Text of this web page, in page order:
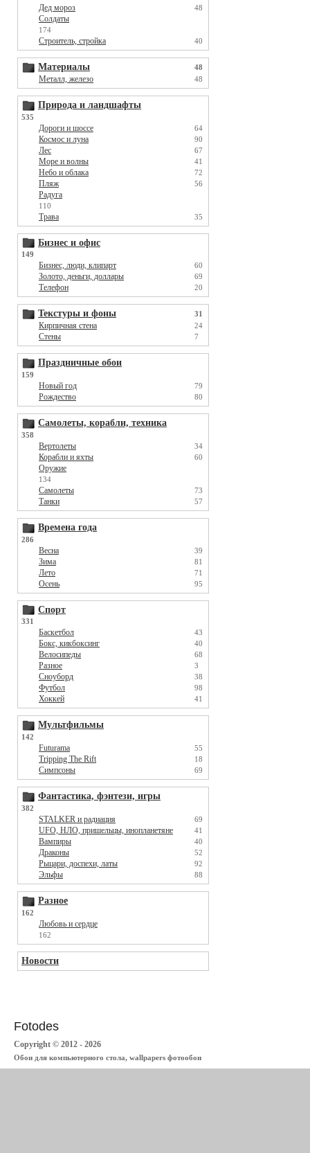
Дед мороз 48
Солдаты
174
Строитель, стройка 40
Материалы 48
Металл, железо 48
Природа и ландшафты
535
Дороги и шоссе 64
Космос и луна 90
Лес 67
Море и волны 41
Небо и облака 72
Пляж 56
Радуга
110
Трава 35
Бизнес и офис
149
Бизнес, люди, клипарт 60
Золото, деньги, доллары 69
Телефон 20
Текстуры и фоны 31
Кирпичная стена 24
Стены 7
Праздничные обои
159
Новый год 79
Рождество 80
Самолеты, корабли, техника
358
Вертолеты 34
Корабли и яхты 60
Оружие
134
Самолеты 73
Танки 57
Времена года
286
Весна 39
Зима 81
Лето 71
Осень 95
Спорт
331
Баскетбол 43
Бокс, кикбоксинг 40
Велосипеды 68
Разное 3
Сноуборд 38
Футбол 98
Хоккей 41
Мультфильмы
142
Futurama 55
Tripping The Rift 18
Симпсоны 69
Фантастика, фэнтези, игры
382
STALKER и радиация 69
UFO, НЛО, пришельцы, инопланетяне 41
Вампиры 40
Драконы 52
Рыцари, доспехи, латы 92
Эльфы 88
Разное
162
Любовь и сердце
162
Новости
Fotodes
Copyright © 2012 - 2026
Обои для компьютерного стола, wallpapers фотообои